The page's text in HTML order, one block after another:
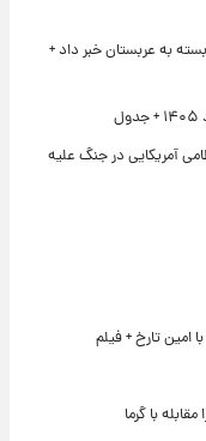
به عربستان خبر داد +
آمریکایی در جنگ علیه
امین تارخ + فیلم
با گرما